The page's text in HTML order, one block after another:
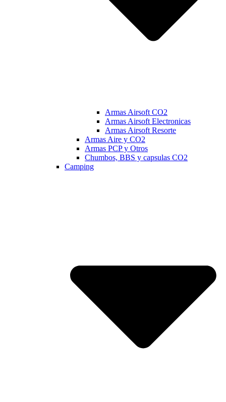
Armas Airsoft CO2
Armas Airsoft Electronicas
Armas Airsoft Resorte
Armas Aire y CO2
Armas PCP y Otros
Chumbos, BBS y capsulas CO2
Camping